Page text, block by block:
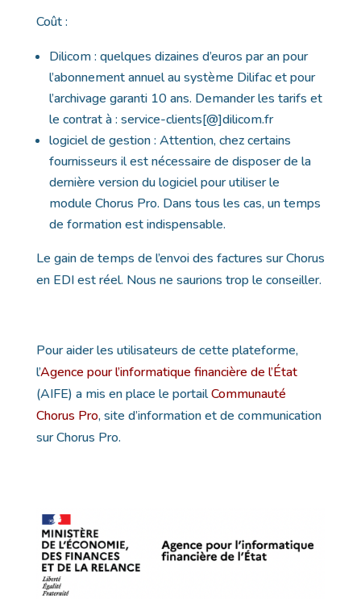
Coût :
Dilicom : quelques dizaines d’euros par an pour
l’abonnement annuel au système Dilifac et pour
l’archivage garanti 10 ans. Demander les tarifs et
le contrat à : service-clients[@]dilicom.fr
logiciel de gestion : Attention, chez certains
fournisseurs il est nécessaire de disposer de la
dernière version du logiciel pour utiliser le
module Chorus Pro. Dans tous les cas, un temps
de formation est indispensable.
Le gain de temps de l’envoi des factures sur Chorus
en EDI est réel. Nous ne saurions trop le conseiller.
Pour aider les utilisateurs de cette plateforme,
l’Agence pour l’informatique financière de l’État
(AIFE) a mis en place le portailCommunauté
Chorus Pro, site d’information et de communication
sur Chorus Pro.